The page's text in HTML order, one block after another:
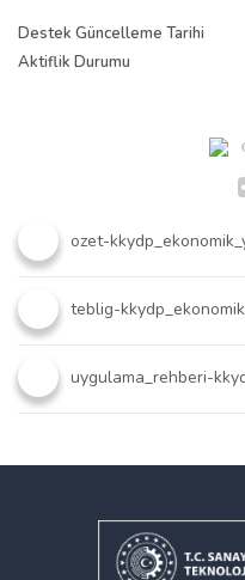
Destek Güncelleme Tarihi
Aktiflik Durumu
ozet-
teblig-
uygulama_rehberi-